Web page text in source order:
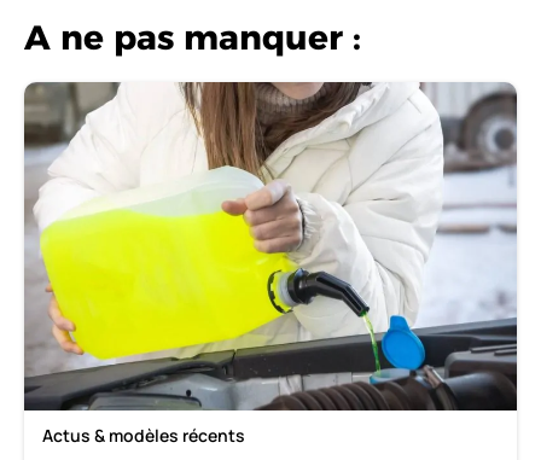
A ne pas manquer :
Actus & modèles récents